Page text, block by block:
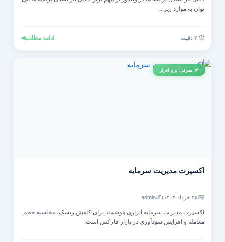
توان به موارد زیر...
ادامه مطلب◀
📌 معرفی نرم افزار
اکسپرت مدیریت سرمایه
۲۵ خرداد ۱۴۰۴ ✍️
admin
اکسپرت مدیریت سرمایه ابزاری هوشمند برای کاهش ریسک، محاسبه حجم
معامله و افزایش سودآوری در بازار فارکس است.